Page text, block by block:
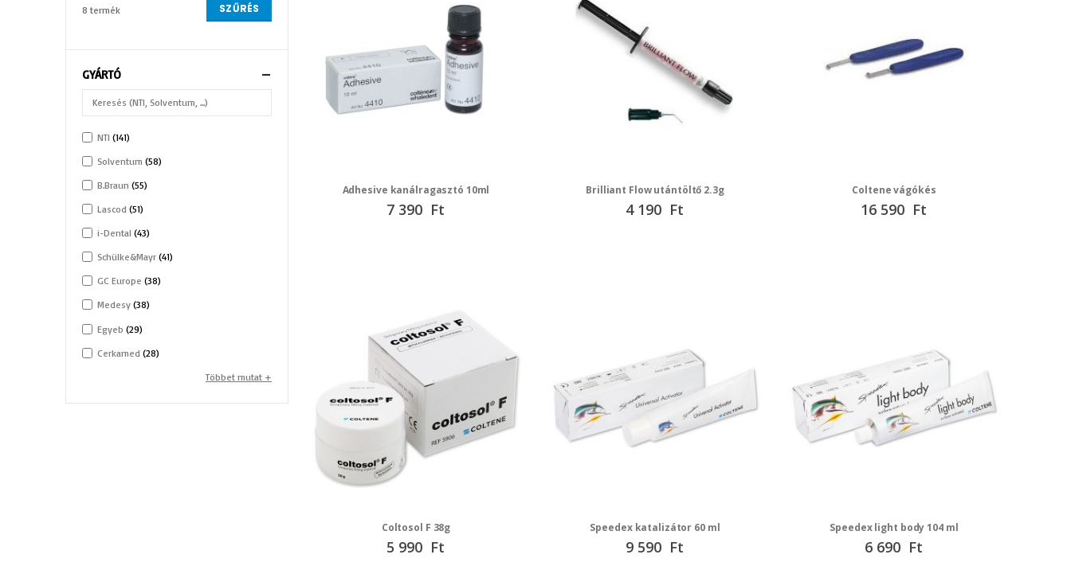
Adhesive kanálragasztó 10ml
7 390 Ft
Brilliant Flow utántöltő 2.3g
4 190 Ft
Coltene vágókés
16 590 Ft
Coltosol F 38g
5 990 Ft
Speedex katalizátor 60 ml
9 590 Ft
Speedex light body 104 ml
6 690 Ft
8 termék SZŰRÉS
GYÁRTÓ
NTI 141
Solventum 58
B.Braun 55
Lascod 51
i-Dental 43
Schülke&Mayr 41
GC Europe 38
Medesy 38
Egyeb 29
Cerkamed 28
Többet mutat